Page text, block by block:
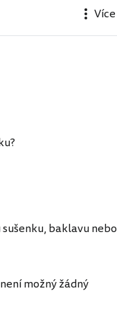
Více
baklavu nebo
možný žádný